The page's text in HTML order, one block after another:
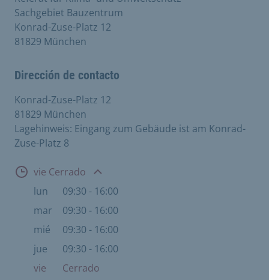
Sachgebiet Bauzentrum
Konrad-Zuse-Platz 12
81829 München
Dirección de contacto
Konrad-Zuse-Platz 12
81829 München
Lagehinweis: Eingang zum Gebäude ist am Konrad-
Zuse-Platz 8
Abiertovie Cerrado
lun
09:30 - 16:00
mar
09:30 - 16:00
mié
09:30 - 16:00
jue
09:30 - 16:00
vie
Cerrado